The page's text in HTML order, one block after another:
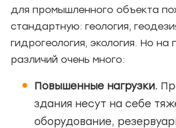
для промышленного объекта
стандартную: геология,
гидрогеология, экология. Но на
различий очень много:
Повышенные нагрузки.
здания несут на себе
оборудование,